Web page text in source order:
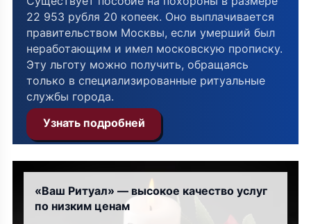
22 953 рубля 20 копеек. Оно выплачивается
правительством Москвы, если умерший был
неработающим и имел московскую прописку.
Эту льготу можно получить, обращаясь
только в специализированные ритуальные
службы города.
Узнать подробней
«Ваш Ритуал» — высокое качество услуг
по низким ценам